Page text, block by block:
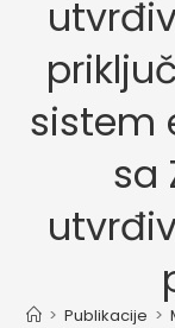
sistem
sa
> Publikacije >